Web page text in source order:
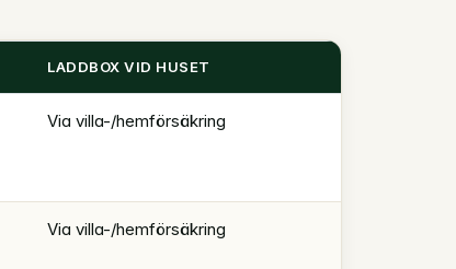
LADDBOX VID HUSET
Via villa-/hemförsäkring
Via villa-/hemförsäkring